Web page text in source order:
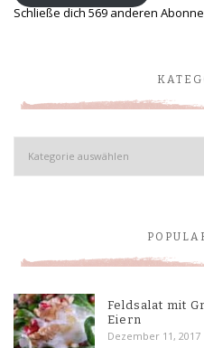
Schließe dich 569 anderen
Kategorien
Feldsalat mit
Eiern
Dezember 11, 2017